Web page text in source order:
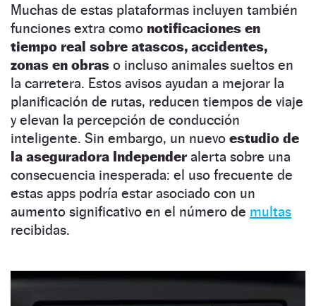
Muchas de estas plataformas incluyen también
funciones extra como notificaciones en
tiempo real sobre atascos, accidentes,
zonas en obras o incluso animales sueltos en
la carretera. Estos avisos ayudan a mejorar la
planificación de rutas, reducen tiempos de viaje
y elevan la percepción de conducción
inteligente. Sin embargo, un nuevo estudio de
la aseguradora Independeralerta sobre una
consecuencia inesperada: el uso frecuente de
estas apps podría estar asociado con un
aumento significativo en el número de multas
recibidas.